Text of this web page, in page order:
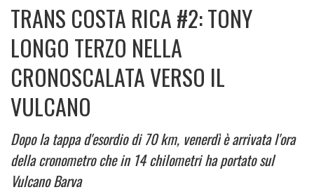
TRANS COSTA RICA #2: TONY
LONGO TERZO NELLA
CRONOSCALATA VERSO IL
VULCANO
Dopo la tappa d'esordio di 70 km, venerdì è arrivata l'ora
della cronometro che in 14 chilometri ha portato sul
Vulcano Barva